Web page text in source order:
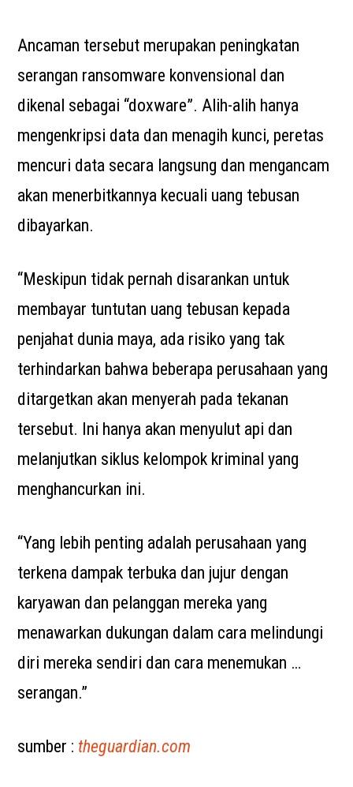
Ancaman tersebut merupakan peningkatan
serangan ransomware konvensional dan
dikenal sebagai “doxware”. Alih-alih hanya
mengenkripsi data dan menagih kunci, peretas
mencuri data secara langsung dan mengancam
akan menerbitkannya kecuali uang tebusan
dibayarkan.
“Meskipun tidak pernah disarankan untuk
membayar tuntutan uang tebusan kepada
penjahat dunia maya, ada risiko yang tak
terhindarkan bahwa beberapa perusahaan yang
ditargetkan akan menyerah pada tekanan
tersebut. Ini hanya akan menyulut api dan
melanjutkan siklus kelompok kriminal yang
menghancurkan ini.
“Yang lebih penting adalah perusahaan yang
terkena dampak terbuka dan jujur dengan
karyawan dan pelanggan mereka yang
menawarkan dukungan dalam cara melindungi
diri mereka sendiri dan cara menemukan …
serangan.”
sumber : theguardian.com